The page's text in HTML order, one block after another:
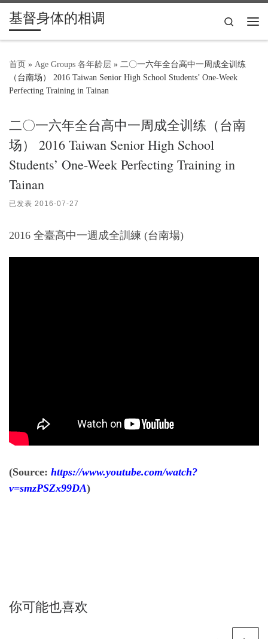
Skip to content
基督身体的相调
Search
首页 » Age Groups 各年龄层 » 二〇一六年全台高中一周成全训练
（台南场） 2016 Taiwan Senior High School Students’ One-Week
Perfecting Training in Tainan
二〇一六年全台高中一周成全训练（台南
场） 2016 Taiwan Senior High School
Students’ One-Week Perfecting Training in
Tainan
已发表 2016-07-27
2016 全臺高中一週成全訓練 (台南場)
(Source: https://www.youtube.com/watch?
v=smzPSZx99DA)
你可能也喜欢